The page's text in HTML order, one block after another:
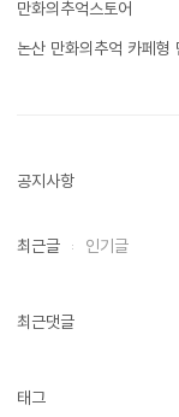
만화의추억스토어
논산 만화의추억 카페형
공지사항
최근글 인기글
최근댓글
태그